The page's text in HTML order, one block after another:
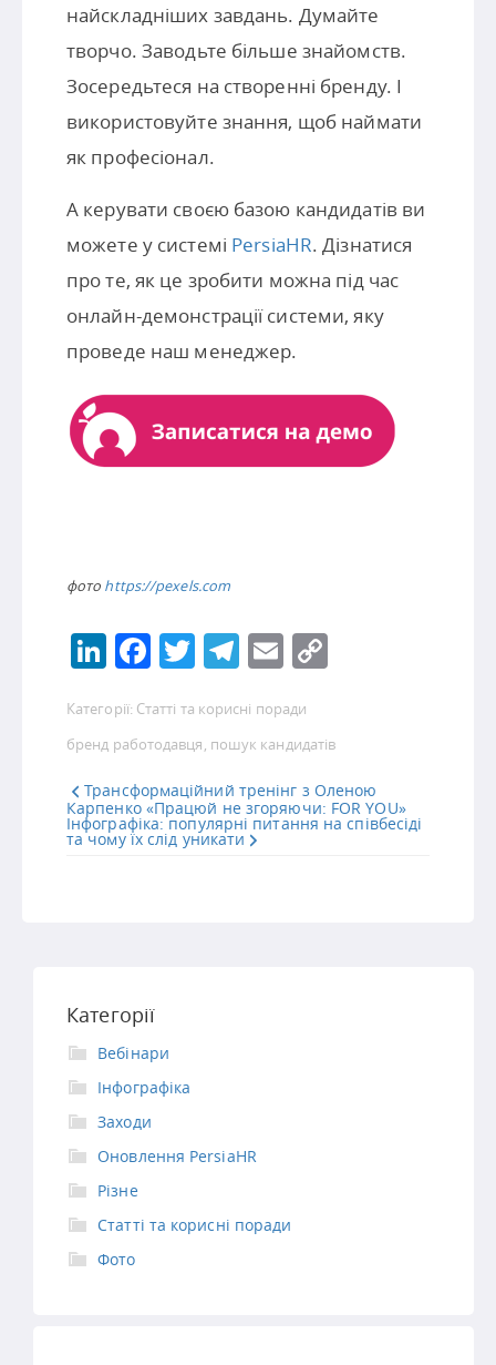
найскладніших завдань. Думайте
творчо. Заводьте більше знайомств.
Зосередьтеся на створенні бренду. І
використовуйте знання, щоб наймати
як професіонал.
А керувати своєю базою кандидатів ви
можете у системі PersiaHR. Дізнатися
про те, як це зробити можна під час
онлайн-демонстрації системи, яку
проведе наш менеджер.
фото https://pexels.com
LinkedIn
Facebook
Twitter
Telegram
Email
Категорії: Статті та корисні поради
бренд работодавця пошук кандидатів
Трансформаційний тренінг з Оленою
Карпенко «Працюй не згоряючи: FOR YOU»
Інфографіка: популярні питання на співбесіді
та чому їх слід уникати
Категорії
Вебінари
Інфографіка
Заходи
Оновлення PersiaHR
Різне
Статті та корисні поради
Фото